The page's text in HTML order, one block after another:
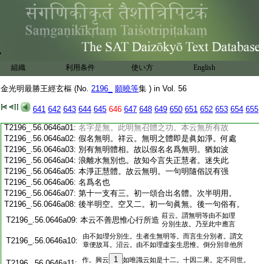
組織 利用条件 使い方 English
金光明最勝王經玄樞 (No. 2196_ 願曉等集 ) in Vol. 56
641 642 643 644 645 646 647 648 649 650 651 652 653 654 655
T2196_.56.0645c20:云何執下。第二釋有二。初一句衆生空後二
T2196_.56.0645c21: 句四大空
T2196_.56.0645c22:彼諸大下。第三結也。體無生者。祥云。四大本
不生故
無明至 13 無明下。第五三頌明十二縁空。有
T2196_.56.0645c25:二。初一頌明無明空。後二頌明十一支空
沼興
取之
莊興
T2196_.56.0645c27:
廣百釋之
T2196_.56.0646a01: 名字是無。此明無召體之功。本云無所有故
T2196_.56.0646a02: 假名無明。祥云。無明之體即是眞如淨。何處
T2196_.56.0646a03: 別有無明體相。故以假名名爲無明。猶如波
T2196_.56.0646a04: 浪離水無別也。故知今言失正慧者。迷失此
T2196_.56.0646a05: 本淨正慧體。故云無明。一句明隨俗説有强
T2196_.56.0646a06: 名爲名也
T2196_.56.0646a07: 第十一支有三。初一頌合出名體。次半明用。
T2196_.56.0646a08: 後半明空。空又二。初一句眞無。後一句俗有。
T2196_.56.0646a09: 本云不善思惟心行所造 莊云。謂無明等由不如理
分別生故。乃至此中應言
T2196_.56.0646a10:
由不如理分別生。生者生無明等。而言生分別者。謂文
章便故耳。沼云。由不如理虛妄生思惟。倒分別非他所
作。興云 1
如唯識云如是十二。十因二果。定不同世。